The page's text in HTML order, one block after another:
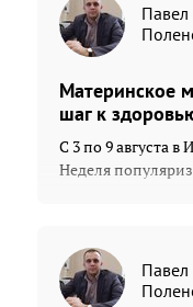
Павел
Материнское
шаг к
С 3 по 9 августа
Неделя
Павел